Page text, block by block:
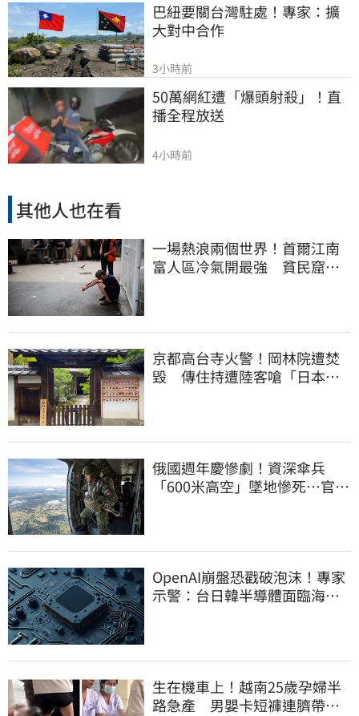
巴紐要關台灣駐處！專家：擴
大對中合作
3小時前
50萬網紅遭「爆頭射殺」！直
播全程放送
4小時前
其他人也在看
一場熱浪兩個世界！首爾江南
富人區冷氣開最強 貧民窟窮
京都高台寺火警！岡林院遭焚
毀 傳住持遭陸客嗆「日本遲
俄國週年慶慘劇！資深傘兵
「600米高空」墜地慘死…官方
OpenAI崩盤恐戳破泡沫！專家
示警：台日韓半導體面臨海嘯
生在機車上！越南25歲孕婦半
路急產 男嬰卡短褲連臍帶奔